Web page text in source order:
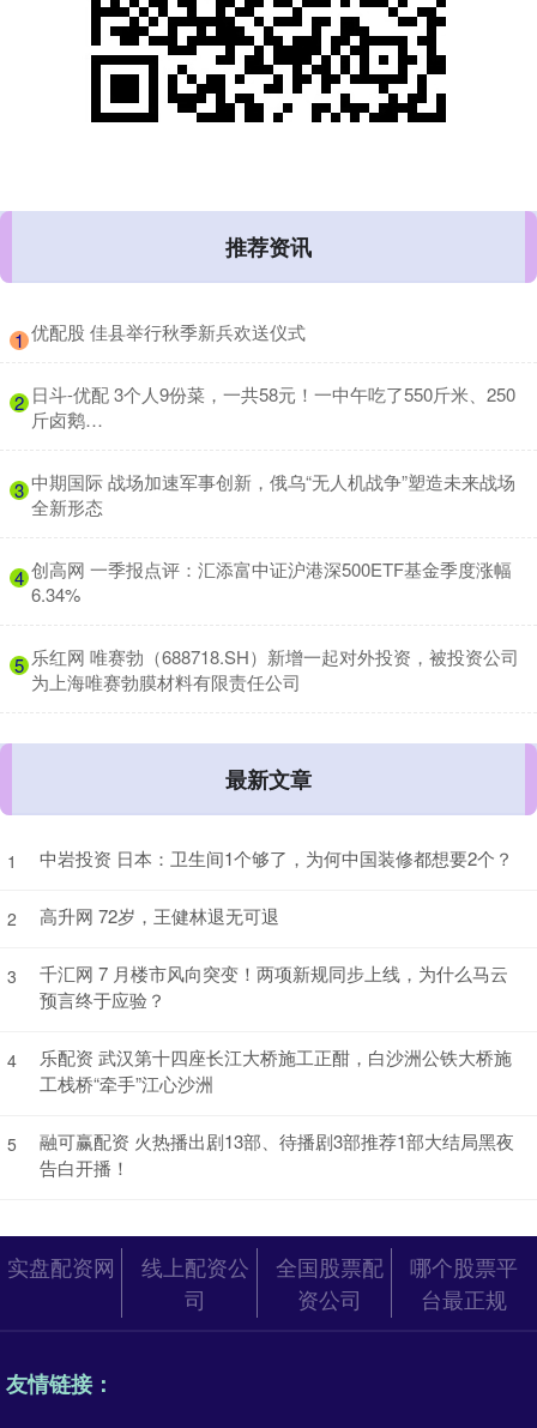
推荐资讯
1 ​优配股 佳县举行秋季新兵欢送仪式
2 ​日斗-优配 3个人9份菜，一共58元！一中午吃了550斤米、250
斤卤鹅…
3 ​中期国际 战场加速军事创新，俄乌“无人机战争”塑造未来战场
全新形态
4 ​创高网 一季报点评：汇添富中证沪港深500ETF基金季度涨幅
6.34%
5 ​乐红网 唯赛勃（688718.SH）新增一起对外投资，被投资公司
为上海唯赛勃膜材料有限责任公司
最新文章
1 中岩投资 日本：卫生间1个够了，为何中国装修都想要2个？
2 高升网 72岁，王健林退无可退
3
千汇网 7 月楼市风向突变！两项新规同步上线，为什么马云
预言终于应验？
4
乐配资 武汉第十四座长江大桥施工正酣，白沙洲公铁大桥施
工栈桥“牵手”江心沙洲
5
融可赢配资 火热播出剧13部、待播剧3部推荐1部大结局黑夜
告白开播！
实盘配资网
线上配资公
司
全国股票配
资公司
哪个股票平
台最正规
友情链接：